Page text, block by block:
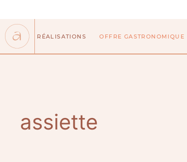
contenu
RÉALISATIONS OFFRE GASTRONOMIQUE
assiette